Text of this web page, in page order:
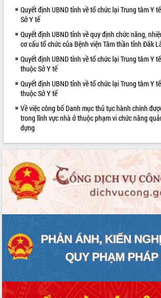
Lễ truy tặng danh hiệu “Bà Mẹ Việt
Lao động
UBND tỉnh Đắk Lắk triển khai nhiệm
vụ 6 tháng cuối năm 2026
Kỳ họp thứ Hai, Hội đồng nhân dân
tỉnh khóa XI quyết nghị nhiều nội dung
quan trọng
Bí thư Tỉnh ủy Lương Nguyễn Minh
Triết thăm, tặng quà người có công với
cách mạng
văn hóa, thể thao đáp ứng yêu cầu
phát triển mới
Thường trực HĐND tỉnh Đắk Lắk gặp
mặt Đoàn chuyên gia y tế TP. Hồ Chí
Minh
Lễ truy điệu và an táng hài cốt liệt sĩ
tại Nghĩa trang Liệt sĩ xã Sơn Hòa
xuất khẩu sầu riêng và triển khai quy
định EUDR
Thứ trưởng Bộ Nông nghiệp và Môi
vùng trồng và doanh nghiệp đóng gói
sầu riêng tại Đắk Lắk
ALBUM ẢNH
LIÊN KẾT WEB
Quyết định UBND tỉnh về tổ chức lại Trung tâm Y
Sở Y tế
Quyết định UBND tỉnh về quy định chức năng,
cơ cấu tổ chức của Bệnh viện Tâm thần tỉnh Đắk
Quyết định UBND tỉnh về tổ chức lại Trung tâm Y
thuộc Sở Y tế
Quyết định UBND tỉnh về tổ chức lại Trung tâm Y
thuộc Sở Y tế
Về việc công bố Danh mục thủ tục hành chính
trong lĩnh vực nhà ở thuộc phạm vi chức năng
dựng